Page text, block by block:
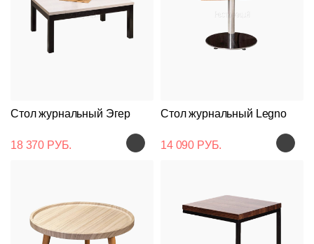
Стол журнальный Эгер
18 370 РУБ.
Стол журнальный Legno
14 090 РУБ.